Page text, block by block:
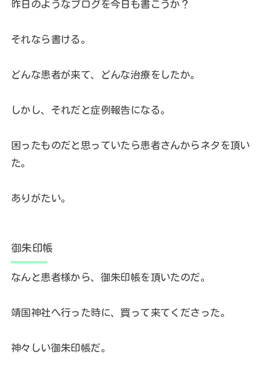
昨日のようなブログを今日も書こうか？
それなら書ける。
どんな患者が来て、どんな治療をしたか。
しかし、それだと症例報告になる。
困ったものだと思っていたら患者さんからネタを頂い
た。
ありがたい。
御朱印帳
なんと患者様から、御朱印帳を頂いたのだ。
靖国神社へ行った時に、買って来てくださった。
神々しい御朱印帳だ。